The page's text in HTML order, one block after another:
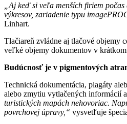
„Aj keď si veľa menších firiem
výkresov, zariadenie typu
Linhart.
Tlačiareň zvládne aj tlačové objemy
veľké objemy dokumentov v
Budúcnosť je v pigmentových
Technická dokumentácia, plagáty
alebo zmytiu vytlačených informácií
turistických mapách nehovoriac.
povrchovej úpravy,“ vysvetľuje